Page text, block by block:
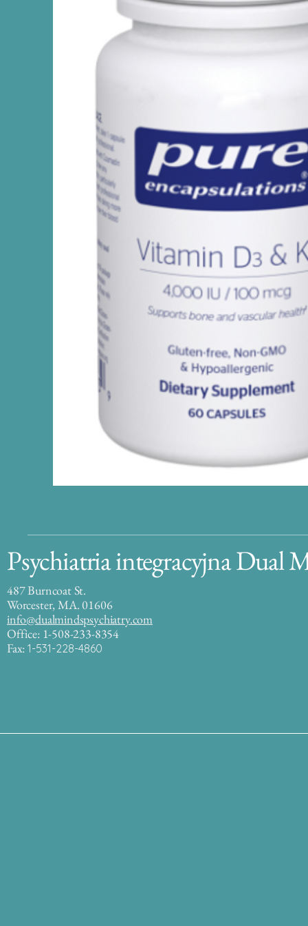
Psychiatria integracyjna Dual
487 Burncoat St.
Worcester, MA. 01606
info@dualmindspsychiatry.com
Office: 1-508-233-8354
Fax:1-531-228-4860